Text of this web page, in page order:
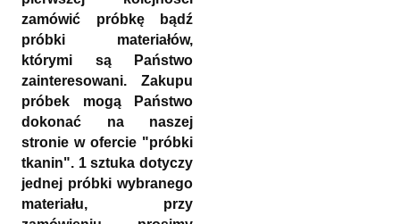
zamówić próbkę bądź
próbki materiałów,
którymi są Państwo
zainteresowani. Zakupu
próbek mogą Państwo
dokonać na naszej
stronie w ofercie "próbki
tkanin". 1 sztuka dotyczy
jednej próbki wybranego
materiału, przy